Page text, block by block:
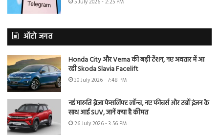
5 July 2026 - 2:25 PM
ऑटो जगत
Honda City और Verna की बढ़ी टेंशन, नए अवतार में आ
रही Skoda Slavia Facelift
30 July 2026 - 7:48 PM
नई मारुति ब्रेजा फेसलिफ्ट लॉन्च, नए फीचर्स और टर्बो इंजन के
साथ आई SUV, जानें क्या है कीमत
26 July 2026 - 3:56 PM